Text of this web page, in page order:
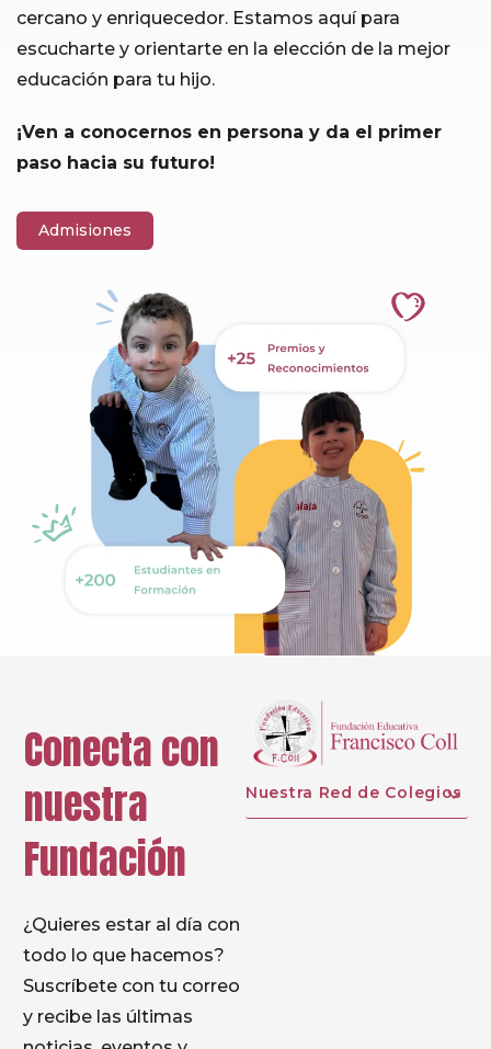
cercano y enriquecedor. Estamos aquí para
escucharte y orientarte en la elección de la mejor
educación para tu hijo.
¡Ven a conocernos en persona y da el primer
paso hacia su futuro!
Admisiones
Conecta con
nuestra
Fundación
¿Quieres estar al día con
todo lo que hacemos?
Suscríbete con tu correo
y recibe las últimas
Nuestra Red de Colegios